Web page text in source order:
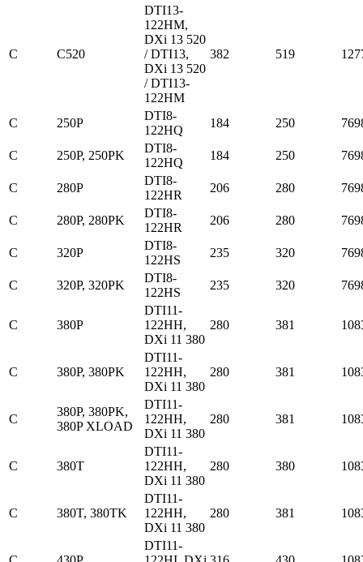
C C520
DTI13-
122HM,
DXi 13 520
/ DTI13,
DXi 13 520
/ DTI13-
122HM
382 519
C 250P
DTI8-
122HQ
184 250
C 250P, 250PK
DTI8-
122HQ
184 250
C 280P
DTI8-
122HR
206 280
C 280P, 280PK
DTI8-
122HR
206 280
C 320P
DTI8-
122HS
235 320
C 320P, 320PK
DTI8-
122HS
235 320
C 380P
DTI11-
122HH,
DXi 11 380
280 381
C 380P, 380PK
DTI11-
122HH,
DXi 11 380
280 381
C
380P, 380PK,
380P XLOAD
DTI11-
122HH,
DXi 11 380
280 381
C 380T
DTI11-
122HH,
DXi 11 380
280 380
C 380T, 380TK
DTI11-
122HH,
DXi 11 380
280 381
DTI11-